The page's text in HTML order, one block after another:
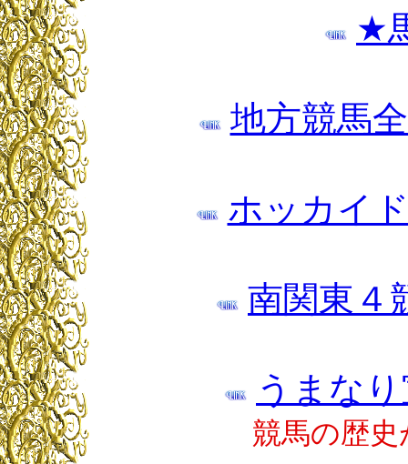
★
地方競馬
ホッカイ
南関東４
うまな
競馬の歴史